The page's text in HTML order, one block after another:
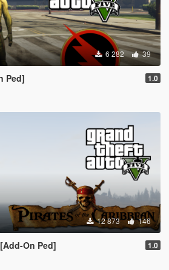
6 282 39
Ped] 1.0
12 873 146
On Ped] 1.0